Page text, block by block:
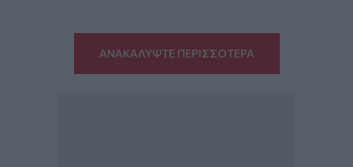
ΑΝΑΚΑΛΥΨΤΕ ΠΕΡΙΣΣΟΤΕΡΑ